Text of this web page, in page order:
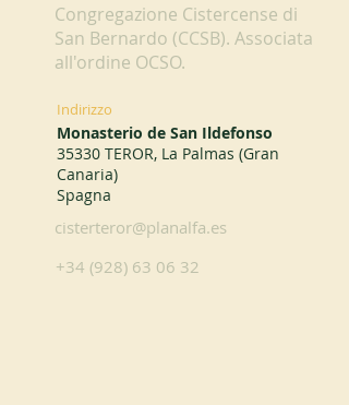
Congregazione Cistercense di
San Bernardo (CCSB). Associata
all'ordine OCSO.
Indirizzo
Monasterio de San Ildefonso
35330 TEROR, La Palmas (Gran
Canaria)
Spagna
cisterteror@planalfa.es
+34 (928) 63 06 32